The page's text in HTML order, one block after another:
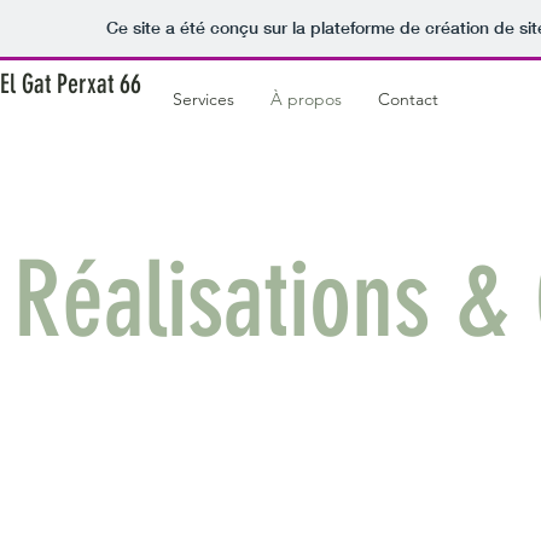
Ce site a été conçu sur la plateforme de création de
El Gat Perxat 66 Services À propos Contact
Réalisations